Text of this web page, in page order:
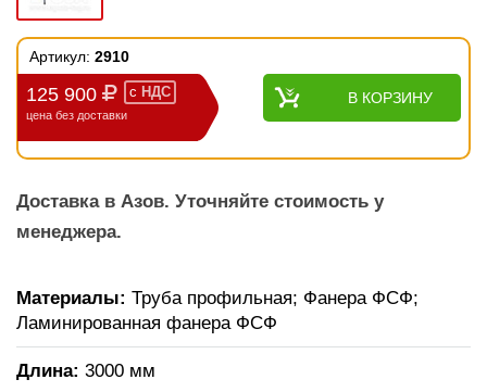
Артикул: 2910
125 900 с НДС
цена без доставки
В КОРЗИНУ
Доставка в Азов. Уточняйте стоимость у
менеджера.
Материалы: Труба профильная; Фанера ФСФ;
Ламинированная фанера ФСФ
Длина: 3000 мм